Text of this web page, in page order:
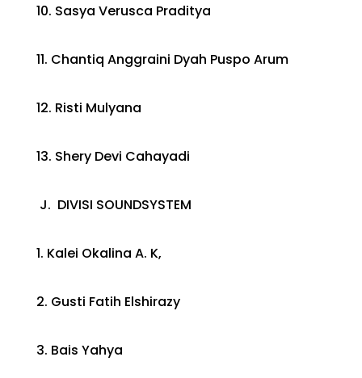
10. Sasya Verusca Praditya
11. Chantiq Anggraini Dyah Puspo Arum
12. Risti Mulyana
13. Shery Devi Cahayadi
J. DIVISI SOUNDSYSTEM
1. Kalei Okalina A. K,
2. Gusti Fatih Elshirazy
3. Bais Yahya